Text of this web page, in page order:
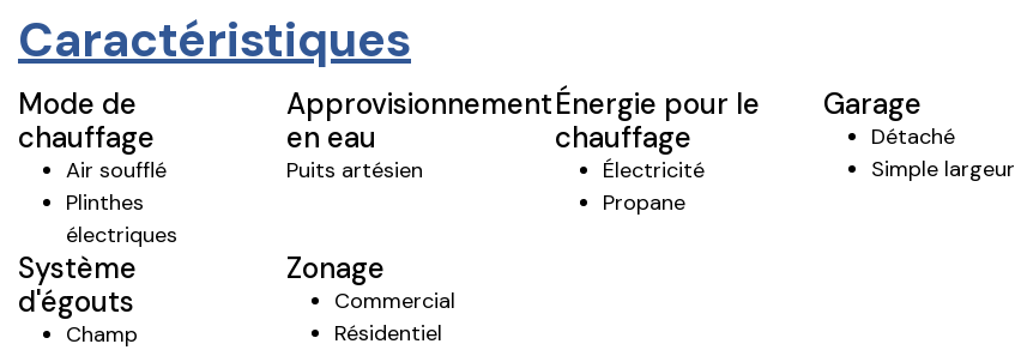
Caractéristiques
Mode de
chauffage
Air soufflé
Plinthes
électriques
Approvisionnement
en eau
Puits artésien
Énergie pour le
chauffage
Électricité
Propane
Garage
Détaché
Simple largeur
Système
d'égouts
Champ
Zonage
Commercial
Résidentiel